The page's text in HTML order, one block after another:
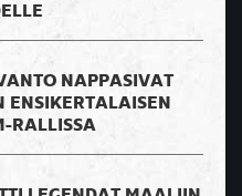
NAPPASIVAT
ENSIKERTALAISEN
RALLISSA